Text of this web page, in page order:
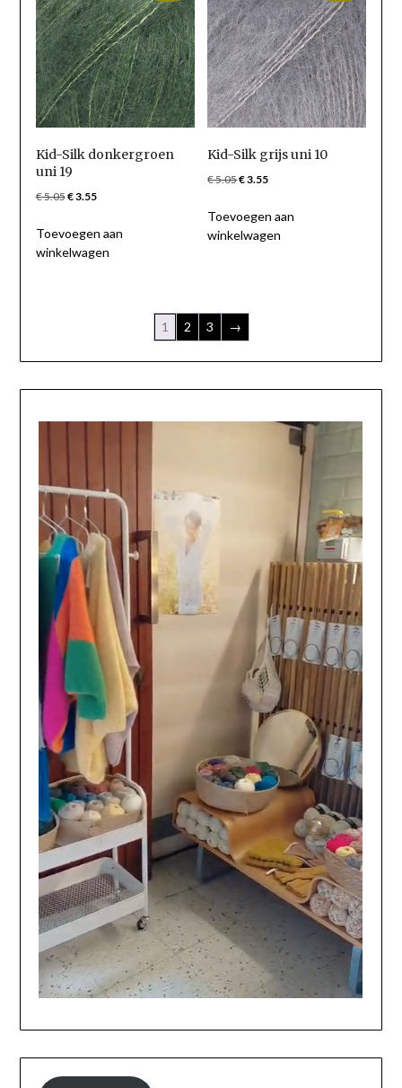
Kid-Silk donkergroen
uni 19
€5.05Oorspronkelijke
was:
€ 5.05.
€3.55Huidige
is:
€ 3.55.
Toevoegen aan
winkelwagen
Kid-Silk grijs uni 10
€5.05Oorspronkelijke
was:
€ 5.05.
€3.55Huidige
is:
€ 3.55.
Toevoegen aan
winkelwagen
1 2 3 →